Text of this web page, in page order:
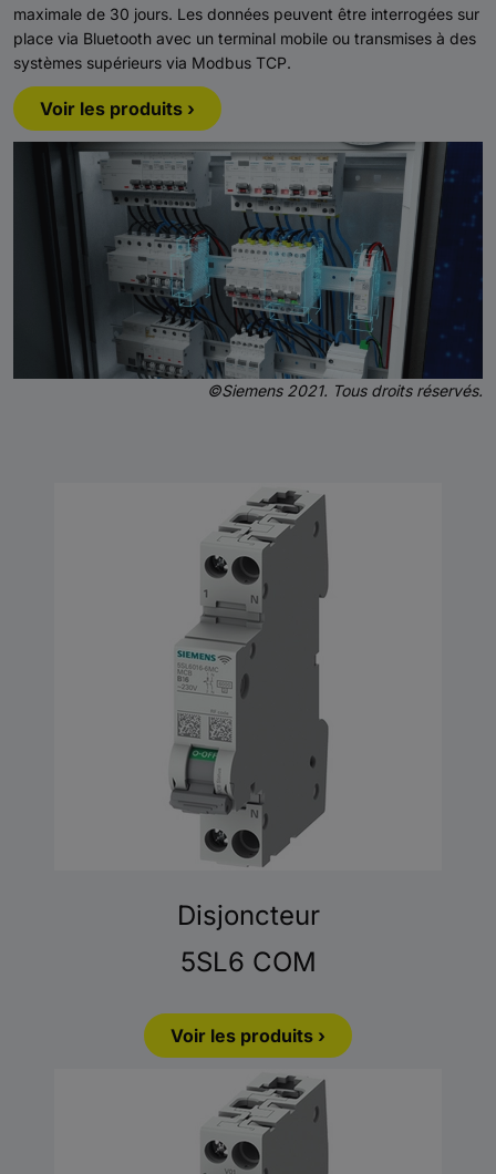
maximale de 30 jours. Les données peuvent être interrogées sur
place via Bluetooth avec un terminal mobile ou transmises à des
systèmes supérieurs via Modbus TCP.
Voir les produits ›
©Siemens 2021. Tous droits réservés.
Disjoncteur
5SL6 COM
Voir les produits ›